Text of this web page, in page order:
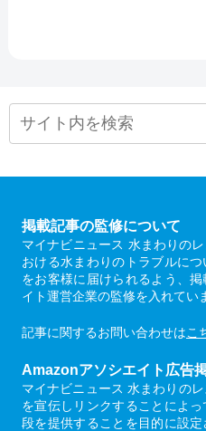
掲載記事の監修について
マイナビニュース 水まわりの
おける水まわりのトラブルに
をお客様に届けられるよう、
イト運営企業の監修を入れてい
記事に関するお問い合わせはこ
Amazonアソシエイト広告
マイナビニュース 水まわりの
を宣伝しリンクすることによ
段を提供することを目的に設